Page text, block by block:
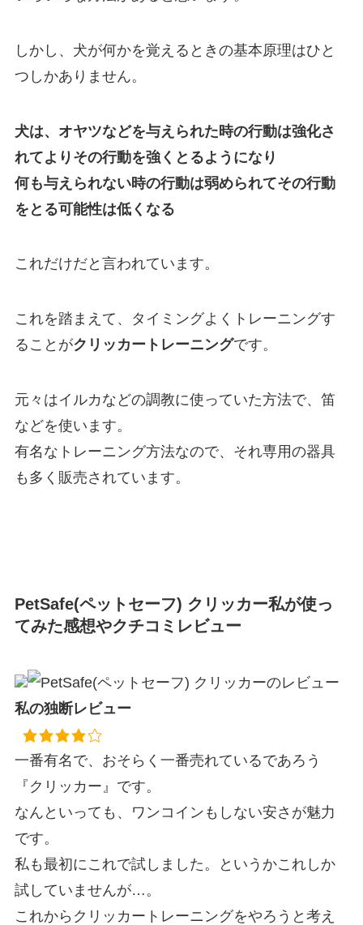
しかし、犬が何かを覚えるときの基本原理はひと
つしかありません。
犬は、 オヤツなどを与えられた時の行動は強化さ
れてよりその行動を強くとるようになり
何も与えられない時の行動は弱められてその行動
をとる可能性は低くなる
これだけだと言われています。
これを踏まえて、タイミングよくトレーニングす
ることがクリッカートレーニングです。
元々はイルカなどの調教に使っていた方法で、笛
などを使います。
有名なトレーニング方法なので、それ専用の器具
も多く販売されています。
PetSafe(ペットセーフ) クリッカー私が使っ
てみた感想やクチコミレビュー
私の独断レビュー
一番有名で、おそらく一番売れているであろう
『クリッカー』です。
なんといっても、ワンコインもしない安さが魅力
です。
私も最初にこれで試しました。というかこれしか
試していませんが…。
これからクリッカートレーニングをやろうと考え